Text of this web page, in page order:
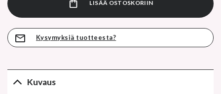
LISÄÄ OSTOSKORIIN
Kysymyksiä tuotteesta?
Kuvaus